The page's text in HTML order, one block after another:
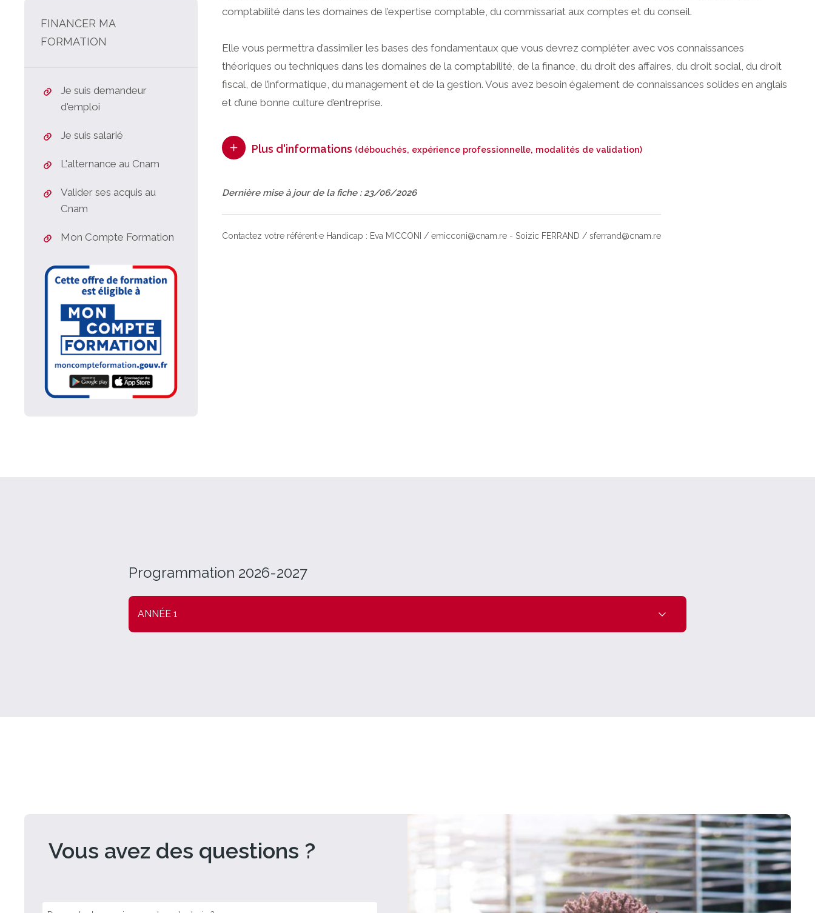
FINANCER MA
FORMATION
Je suis demandeur
d'emploi
Je suis salarié
L'alternance au Cnam
Valider ses acquis au
Cnam
Mon Compte Formation
comptabilité dans les domaines de l’expertise comptable, du commissariat aux comptes et du conseil.
Elle vous permettra d’assimiler les bases des fondamentaux que vous devrez compléter avec vos connaissances
théoriques ou techniques dans les domaines de la comptabilité, de la finance, du droit des affaires, du droit social, du droit
fiscal, de l’informatique, du management et de la gestion. Vous avez besoin également de connaissances solides en anglais
et d’une bonne culture d’entreprise.
Plus d'informations (débouchés, expérience professionnelle, modalités de validation)
Dernière mise à jour de la fiche : 23/06/2026
Contactez votre référent·e Handicap : Eva MICCONI / emicconi@cnam.re - Soizic FERRAND / sferrand@cnam.re
Programmation 2026-2027
ANNÉE 1
Vous avez des questions ?